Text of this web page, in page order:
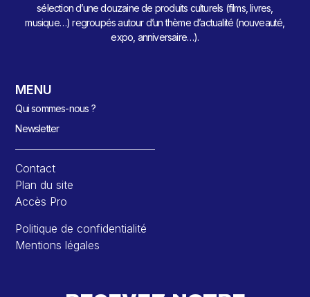
sélection d’une douzaine de produits culturels (films, livres,
musique…) regroupés autour d’un thème d’actualité (nouveauté,
expo, anniversaire…).
MENU
Qui sommes-nous ?
Newsletter
Contact
Plan du site
Accès Pro
Politique de confidentialité
Mentions légales